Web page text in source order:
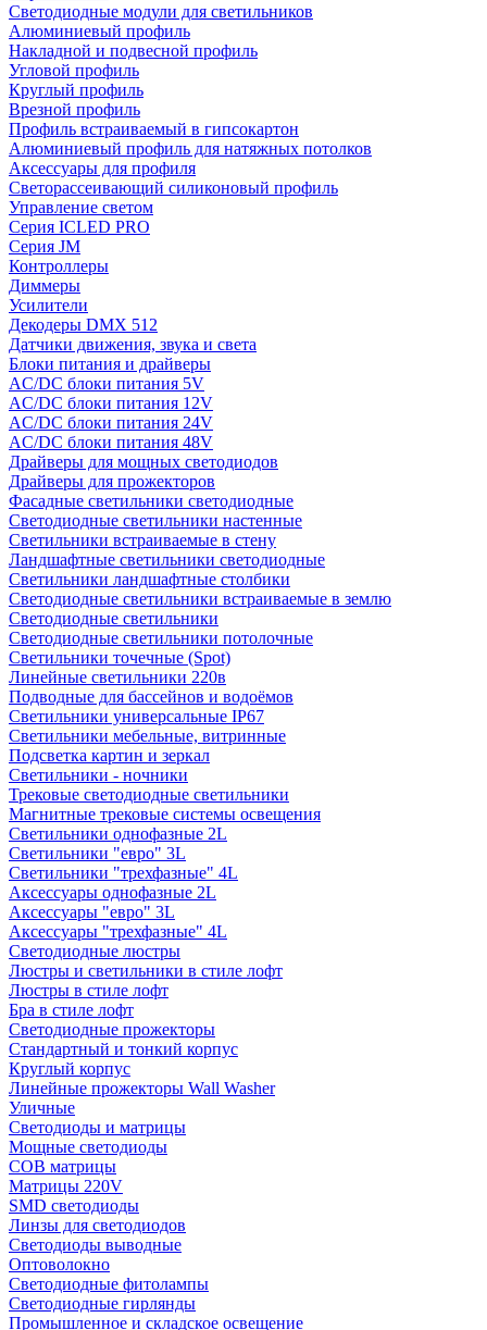
Светодиодные модули для светильников
Алюминиевый профиль
Накладной и подвесной профиль
Угловой профиль
Круглый профиль
Врезной профиль
Профиль встраиваемый в гипсокартон
Алюминиевый профиль для натяжных потолков
Аксессуары для профиля
Светорассеивающий силиконовый профиль
Управление светом
Серия ICLED PRO
Серия JM
Контроллеры
Диммеры
Усилители
Декодеры DMX 512
Датчики движения, звука и света
Блоки питания и драйверы
AC/DC блоки питания 5V
AC/DC блоки питания 12V
AC/DC блоки питания 24V
AC/DC блоки питания 48V
Драйверы для мощных светодиодов
Драйверы для прожекторов
Фасадные светильники светодиодные
Светодиодные светильники настенные
Светильники встраиваемые в стену
Ландшафтные светильники светодиодные
Светильники ландшафтные столбики
Светодиодные светильники встраиваемые в землю
Светодиодные светильники
Светодиодные светильники потолочные
Светильники точечные (Spot)
Линейные светильники 220в
Подводные для бассейнов и водоёмов
Светильники универсальные IP67
Светильники мебельные, витринные
Подсветка картин и зеркал
Светильники - ночники
Трековые светодиодные светильники
Магнитные трековые системы освещения
Светильники однофазные 2L
Светильники "евро" 3L
Светильники "трехфазные" 4L
Аксессуары однофазные 2L
Аксессуары "евро" 3L
Аксессуары "трехфазные" 4L
Светодиодные люстры
Люстры и светильники в стиле лофт
Люстры в стиле лофт
Бра в стиле лофт
Светодиодные прожекторы
Стандартный и тонкий корпус
Круглый корпус
Линейные прожекторы Wall Washer
Уличные
Светодиоды и матрицы
Мощные светодиоды
COB матрицы
Матрицы 220V
SMD светодиоды
Линзы для светодиодов
Светодиоды выводные
Оптоволокно
Светодиодные фитолампы
Светодиодные гирлянды
Промышленное и складское освещение